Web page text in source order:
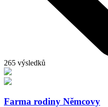
265 výsledků
Farma rodiny Němcovy